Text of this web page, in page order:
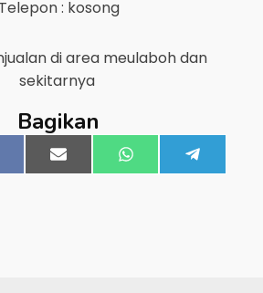
Telepon : kosong
di area meulabohdan
sekitarnya
Bagikan
Share
on
Email Share
on
WhatsApp
on